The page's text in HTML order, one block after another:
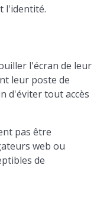
l'identité.
l'écran de leur
leur poste de
d'éviter tout accès
pas être
web ou
de